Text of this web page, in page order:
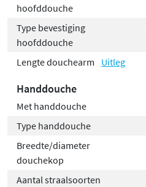
hoofddouche
Type bevestiging
hoofddouche
Lengte douchearm Uitleg
Handdouche
Met handdouche
Type handdouche
Breedte/diameter
douchekop
Aantal straalsoorten